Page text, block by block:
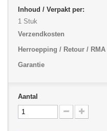
Inhoud / Verpakt per:
1 Stuk
Verzendkosten
Herroepping / Retour / RMA
Garantie
Aantal